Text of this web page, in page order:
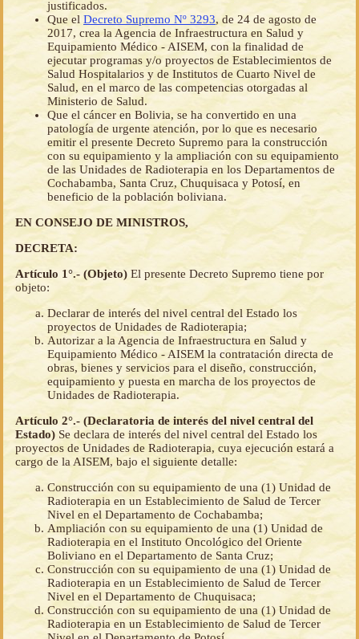
justificados.
Que el Decreto Supremo Nº 3293, de 24 de agosto de
2017, crea la Agencia de Infraestructura en Salud y
Equipamiento Médico - AISEM, con la finalidad de
ejecutar programas y/o proyectos de Establecimientos de
Salud Hospitalarios y de Institutos de Cuarto Nivel de
Salud, en el marco de las competencias otorgadas al
Ministerio de Salud.
Que el cáncer en Bolivia, se ha convertido en una
patología de urgente atención, por lo que es necesario
emitir el presente Decreto Supremo para la construcción
con su equipamiento y la ampliación con su equipamiento
de las Unidades de Radioterapia en los Departamentos de
Cochabamba, Santa Cruz, Chuquisaca y Potosí, en
beneficio de la población boliviana.
EN CONSEJO DE MINISTROS,
DECRETA:
Artículo 1°.- (Objeto) El presente Decreto Supremo tiene por
objeto:
Declarar de interés del nivel central del Estado los
proyectos de Unidades de Radioterapia;
Autorizar a la Agencia de Infraestructura en Salud y
Equipamiento Médico - AISEM la contratación directa de
obras, bienes y servicios para el diseño, construcción,
equipamiento y puesta en marcha de los proyectos de
Unidades de Radioterapia.
Artículo 2°.- (Declaratoria de interés del nivel central del
Estado) Se declara de interés del nivel central del Estado los
proyectos de Unidades de Radioterapia, cuya ejecución estará a
cargo de la AISEM, bajo el siguiente detalle:
Construcción con su equipamiento de una (1) Unidad de
Radioterapia en un Establecimiento de Salud de Tercer
Nivel en el Departamento de Cochabamba;
Ampliación con su equipamiento de una (1) Unidad de
Radioterapia en el Instituto Oncológico del Oriente
Boliviano en el Departamento de Santa Cruz;
Construcción con su equipamiento de una (1) Unidad de
Radioterapia en un Establecimiento de Salud de Tercer
Nivel en el Departamento de Chuquisaca;
Construcción con su equipamiento de una (1) Unidad de
Radioterapia en un Establecimiento de Salud de Tercer